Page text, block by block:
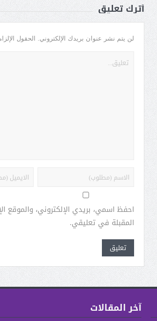
أترك تعليق
لن يتم نشر عنوان بريدك الإلكتروني. الحقول
احفظ اسمي، بريدي الإلكتروني، والموقع
المقبلة في تعليقي.
آخر المقالات